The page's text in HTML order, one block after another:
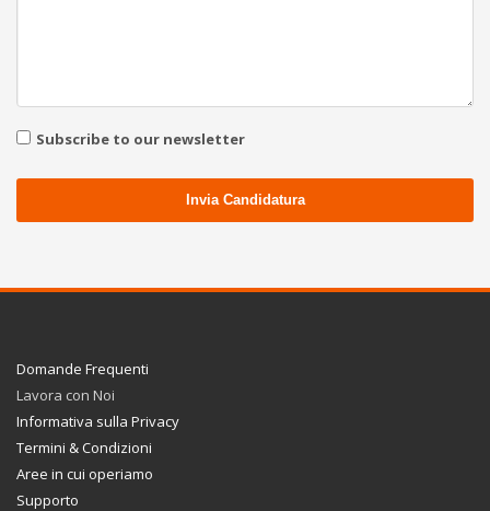
Subscribe to our newsletter
Invia Candidatura
Domande Frequenti
Lavora con Noi
Informativa sulla Privacy
Termini & Condizioni
Aree in cui operiamo
Supporto